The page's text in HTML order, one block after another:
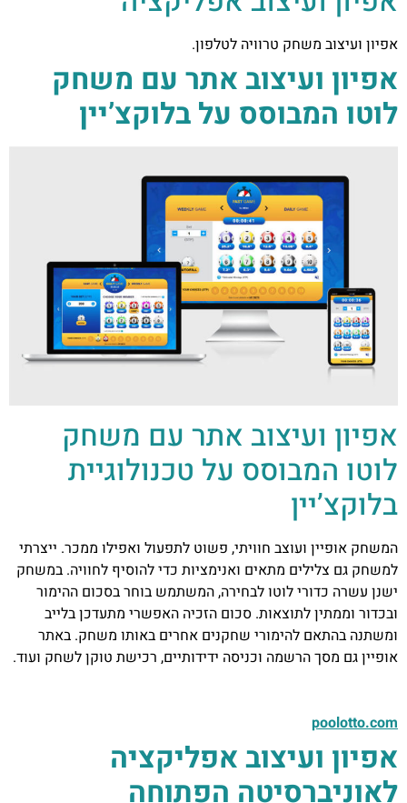
אפיון ועיצוב משחק טרוויה לטלפון.
אפיון ועיצוב אתר עם משחק
לוטו המבוסס על בלוקצ’יין
אפיון ועיצוב אתר עם משחק
לוטו המבוסס על טכנולוגיית
בלוקצ’יין
המשחק אופיין ועוצב חוויתי, פשוט לתפעול ואפילו ממכר. ייצרתי
למשחק גם צלילים מתאים ואנימציות כדי להוסיף לחוויה. במשחק
ישנן עשרה כדורי לוטו לבחירה, המשתמש בוחר בסכום ההימור
ובכדור וממתין לתוצאות. סכום הזכיה האפשרי מתעדכן בלייב
ומשתנה בהתאם להימורי שחקנים אחרים באותו משחק. באתר
אופיין גם מסך הרשמה וכניסה ידידותיים, רכישת טוקן לשחק ועוד.
poolotto.com
אפיון ועיצוב אפליקציה
לאוניברסיטה הפתוחה